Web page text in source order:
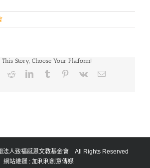
This Story, Choose Your Platform!
RedditLinkedInTumblr Pinterest
Vk Email:
法人致福感恩文教基金會 All Rights Reserved
網站維運 : 加利利創意傳媒